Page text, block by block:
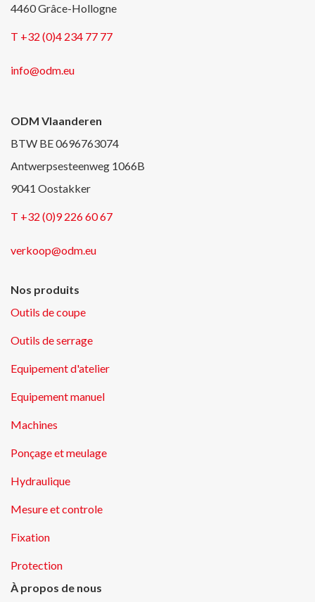
4460 Grâce-Hollogne
T +32 (0)4 234 77 77
info@odm.eu
ODM Vlaanderen
BTW BE 0696763074
Antwerpsesteenweg 1066B
9041 Oostakker
T +32 (0)9 226 60 67
verkoop@odm.eu
Nos produits
Outils de coupe
Outils de serrage
Equipement d'atelier
Equipement manuel
Machines
Ponçage et meulage
Hydraulique
Mesure et controle
Fixation
Protection
À propos de nous